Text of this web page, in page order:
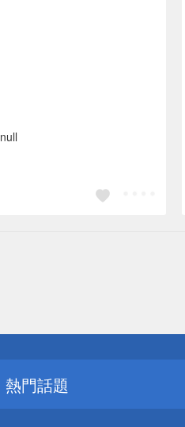
null
得獎公告
熱門話題
銀行優惠
偏遠地區配送